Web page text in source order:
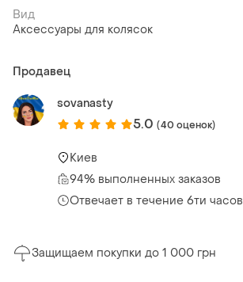
Вид
Аксессуары для колясок
Продавец
sovanasty
5.0 (40 оценок)
Киев
94% выполненных заказов
Отвечает в течение 6ти часов
Защищаем покупки до 1 000 грн